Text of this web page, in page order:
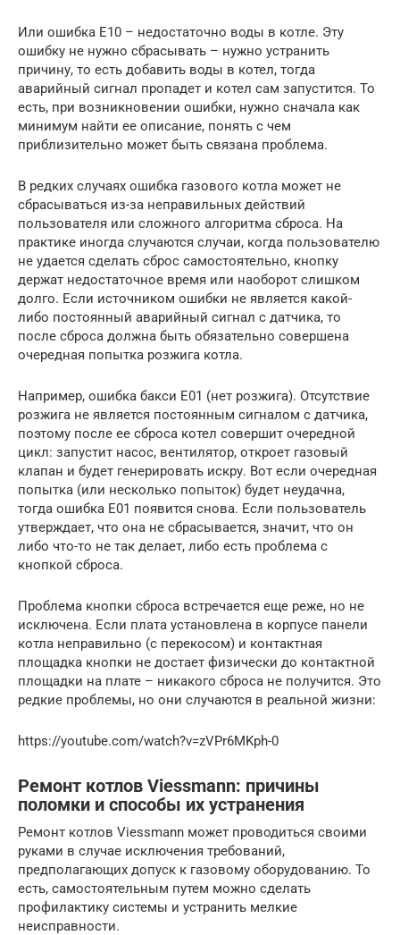
Или ошибка E10 – недостаточно воды в котле. Эту
ошибку не нужно сбрасывать – нужно устранить
причину, то есть добавить воды в котел, тогда
аварийный сигнал пропадет и котел сам запустится. То
есть, при возникновении ошибки, нужно сначала как
минимум найти ее описание, понять с чем
приблизительно может быть связана проблема.
В редких случаях ошибка газового котла может не
сбрасываться из-за неправильных действий
пользователя или сложного алгоритма сброса. На
практике иногда случаются случаи, когда пользователю
не удается сделать сброс самостоятельно, кнопку
держат недостаточное время или наоборот слишком
долго. Если источником ошибки не является какой-
либо постоянный аварийный сигнал с датчика, то
после сброса должна быть обязательно совершена
очередная попытка розжига котла.
Например, ошибка бакси E01 (нет розжига). Отсутствие
розжига не является постоянным сигналом с датчика,
поэтому после ее сброса котел совершит очередной
цикл: запустит насос, вентилятор, откроет газовый
клапан и будет генерировать искру. Вот если очередная
попытка (или несколько попыток) будет неудачна,
тогда ошибка E01 появится снова. Если пользователь
утверждает, что она не сбрасывается, значит, что он
либо что-то не так делает, либо есть проблема с
кнопкой сброса.
Проблема кнопки сброса встречается еще реже, но не
исключена. Если плата установлена в корпусе панели
котла неправильно (с перекосом) и контактная
площадка кнопки не достает физически до контактной
площадки на плате – никакого сброса не получится. Это
редкие проблемы, но они случаются в реальной жизни:
https://youtube.com/watch?v=zVPr6MKph-0
Ремонт котлов Viessmann: причины
поломки и способы их устранения
Ремонт котлов Viessmann может проводиться своими
руками в случае исключения требований,
предполагающих допуск к газовому оборудованию. То
есть, самостоятельным путем можно сделать
профилактику системы и устранить мелкие
неисправности.